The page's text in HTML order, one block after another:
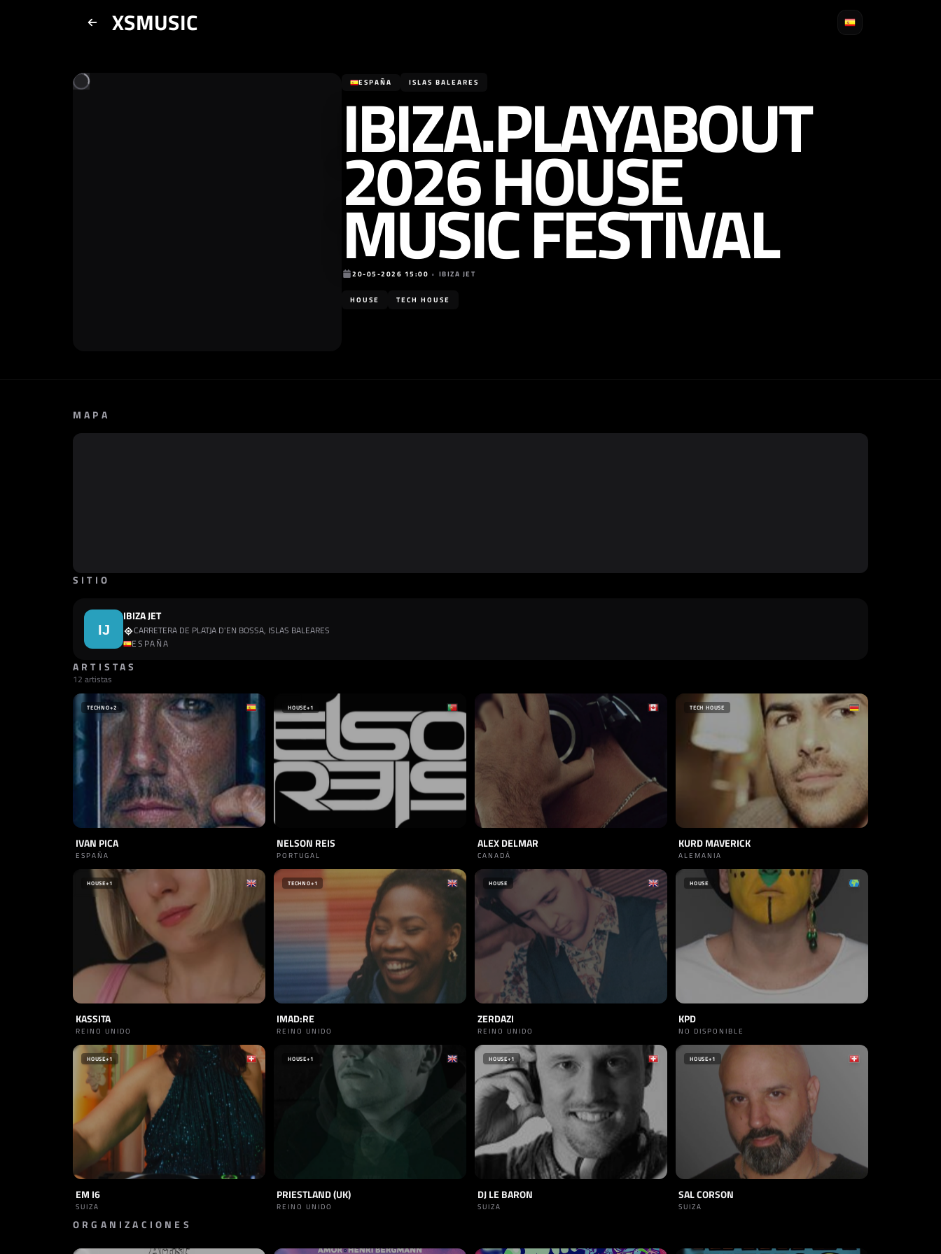
XSMUSIC
ESPAÑA ISLAS BALEARES
IBIZA.PLAYABOUT
2026 HOUSE
MUSIC FESTIVAL
20-05-2026 15:00 • IBIZA JET
HOUSE TECH HOUSE
MAPA
SITIO
IBIZA JET
CARRETERA DE PLATJA D'EN BOSSA, ISLAS BALEARES
ESPAÑA
ARTISTAS
12 artistas
TECHNO+2
IVAN PICA
ESPAÑA
HOUSE+1
NELSON REIS
PORTUGAL
ALEX DELMAR
CANADÁ
TECH HOUSE
KURD MAVERICK
ALEMANIA
HOUSE+1
KASSITA
REINO UNIDO
TECHNO+1
IMAD:RE
REINO UNIDO
HOUSE
ZERDAZI
REINO UNIDO
HOUSE
KPD
NO DISPONIBLE
HOUSE+1
EM I6
SUIZA
HOUSE+1
PRIESTLAND (UK)
REINO UNIDO
HOUSE+1
DJ LE BARON
SUIZA
HOUSE+1
SAL CORSON
SUIZA
ORGANIZACIONES